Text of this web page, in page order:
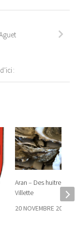
:
Aran – Des huitres et
Villette
20 NOVEMBRE 2025